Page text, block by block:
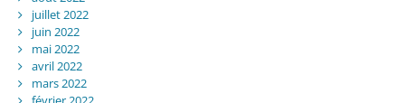
juillet 2022
juin 2022
mai 2022
avril 2022
mars 2022